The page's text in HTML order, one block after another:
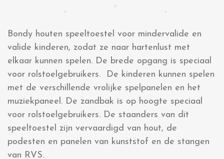
Bondy houten speeltoestel voor mindervalide en
valide kinderen, zodat ze naar hartenlust met
elkaar kunnen spelen. De brede opgang is speciaal
voor rolstoelgebruikers. De kinderen kunnen spelen
met de verschillende vrolijke spelpanelen en het
muziekpaneel. De zandbak is op hoogte speciaal
voor rolstoelgebruikers. De staanders van dit
speeltoestel zijn vervaardigd van hout, de
podesten en panelen van kunststof en de stangen
van RVS.